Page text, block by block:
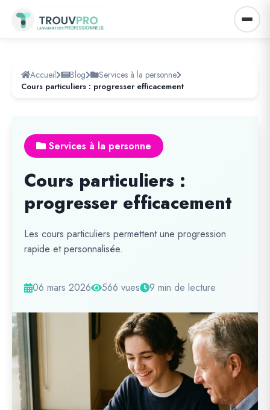
Accueil Blog Services à la personne
Cours particuliers : progresser efficacement
Services à la personne
Cours particuliers :
progresser efficacement
Les cours particuliers permettent une progression
rapide et personnalisée.
06 mars 2026 566 vues 9 min de lecture